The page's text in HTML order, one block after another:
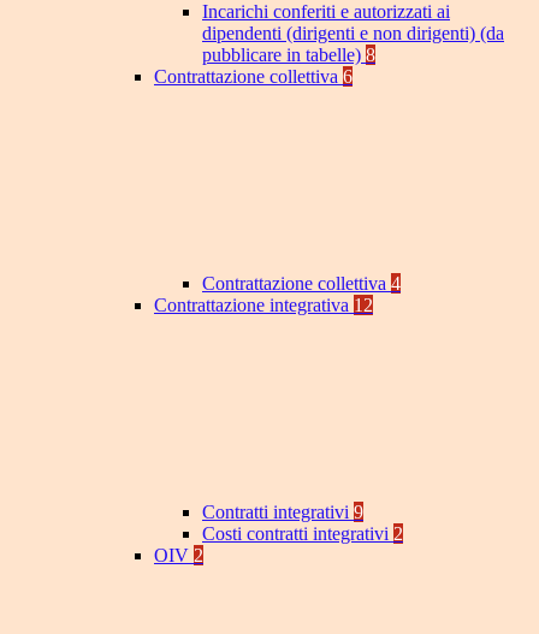
Incarichi conferiti e autorizzati ai
dipendenti (dirigenti e non dirigenti) (da
pubblicare in tabelle) 8
Contrattazione collettiva 6
Contrattazione collettiva 4
Contrattazione integrativa 12
Contratti integrativi 9
Costi contratti integrativi 2
OIV 2